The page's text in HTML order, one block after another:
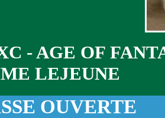
- AGE OF
LEJEUNE
OUVERTE